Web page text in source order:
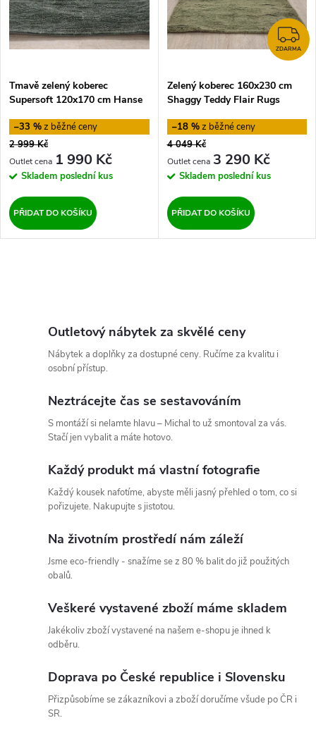
í
r
o
d
u
k
i
s
p
r
o
d
u
Tmavě zelený koberec
Supersoft 120x170 cm Hanse
–33 %
2 999 Kč
1 990 Kč
Skladem poslední kus
PŘIDAT DO KOŠÍKU
ZDARMA
Zelený koberec 160x230 cm
Shaggy Teddy Flair Rugs
–18 %
4 049 Kč
3 290 Kč
Skladem poslední kus
PŘIDAT DO KOŠÍKU
Outletový nábytek za skvělé ceny
Nábytek a doplňky za dostupné ceny. Ručíme za kvalitu i
osobní přístup.
Neztrácejte čas se sestavováním
S montáží si nelamte hlavu – Michal to už smontoval za vás.
Stačí jen vybalit a máte hotovo.
Každý produkt má vlastní fotografie
Každý kousek nafotíme, abyste měli jasný přehled o tom, co si
pořizujete. Nakupujte s jistotou.
Na životním prostředí nám záleží
Jsme eco-friendly - snažíme se z 80 % balit do již použitých
obalů.
Veškeré vystavené zboží máme skladem
Jakékoliv zboží vystavené na našem e-shopu je ihned k
odběru.
Doprava po České republice i Slovensku
Přizpůsobíme se zákazníkovi a zboží doručíme všude po ČR i
SR.